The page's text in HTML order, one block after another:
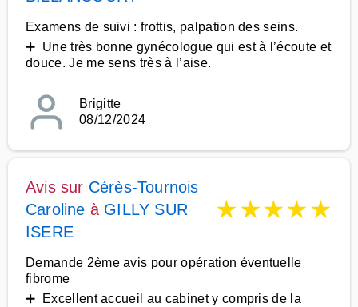
Examens de suivi : frottis, palpation des seins.
➕ Une très bonne gynécologue qui est à l’écoute et
douce. Je me sens très à l’aise.
Brigitte
08/12/2024
Avis sur Cérès-Tournois
Caroline à GILLY SUR
ISERE
★★★★★
Demande 2ème avis pour opération éventuelle
fibrome
➕ Excellent accueil au cabinet y compris de la